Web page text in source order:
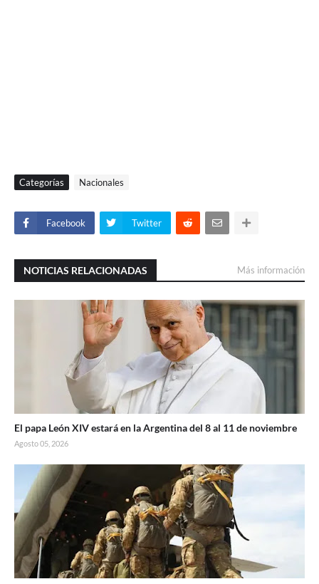
Categorías Nacionales
Facebook Twitter
NOTICIAS RELACIONADAS Más información
El papa León XIV estará en la Argentina del 8 al 11 de noviembre
Agosto 05, 2026